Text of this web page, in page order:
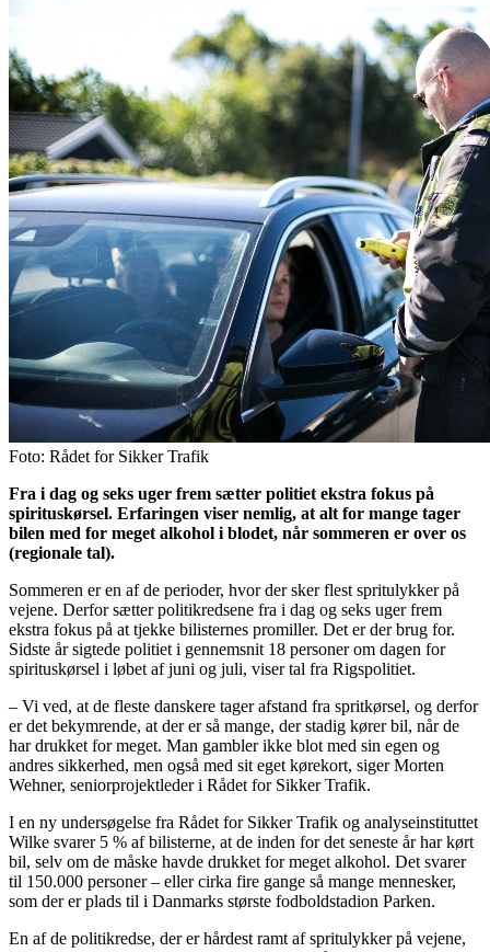
Foto: Rådet for Sikker Trafik
Fra i dag og seks uger frem sætter politiet ekstra fokus på
spirituskørsel. Erfaringen viser nemlig, at alt for mange tager
bilen med for meget alkohol i blodet, når sommeren er over os
(regionale tal).
Sommeren er en af de perioder, hvor der sker flest spritulykker på
vejene. Derfor sætter politikredsene fra i dag og seks uger frem
ekstra fokus på at tjekke bilisternes promiller. Det er der brug for.
Sidste år sigtede politiet i gennemsnit 18 personer om dagen for
spirituskørsel i løbet af juni og juli, viser tal fra Rigspolitiet.
– Vi ved, at de fleste danskere tager afstand fra spritkørsel, og derfor
er det bekymrende, at der er så mange, der stadig kører bil, når de
har drukket for meget. Man gambler ikke blot med sin egen og
andres sikkerhed, men også med sit eget kørekort, siger Morten
Wehner, seniorprojektleder i Rådet for Sikker Trafik.
I en ny undersøgelse fra Rådet for Sikker Trafik og analyseinstituttet
Wilke svarer 5 % af bilisterne, at de inden for det seneste år har kørt
bil, selv om de måske havde drukket for meget alkohol. Det svarer
til 150.000 personer – eller cirka fire gange så mange mennesker,
som der er plads til i Danmarks største fodboldstadion Parken.
En af de politikredse, der er hårdest ramt af spritulykker på vejene,